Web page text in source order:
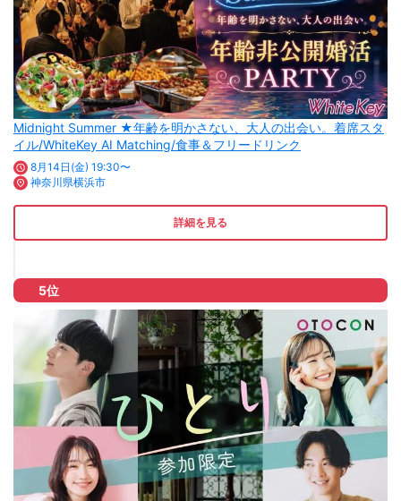
Midnight Summer ★年齢を明かさない、大人の出会い。着席スタ
イル/WhiteKey AI Matching/食事＆フリードリンク
8月14日(金) 19:30〜
神奈川県横浜市
詳細を見る
5位